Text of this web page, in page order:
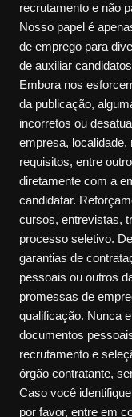
recrutamento e não
Nosso papel é
de emprego para
de auxiliar
Embora nos
da publicação,
incorretos ou
empresa,
requisitos, entre
diretamente com a
candidatar.
cursos, entrevistas,
processo seletivo.
garantias de
pessoais ou outros
promessas de
qualificação. Nunca
documentos
recrutamento e
órgão contratante,
Caso você
por favor, entre em